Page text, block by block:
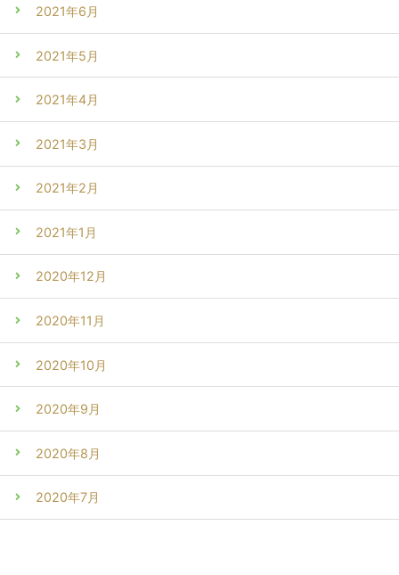
2021年6月
2021年5月
2021年4月
2021年3月
2021年2月
2021年1月
2020年12月
2020年11月
2020年10月
2020年9月
2020年8月
2020年7月